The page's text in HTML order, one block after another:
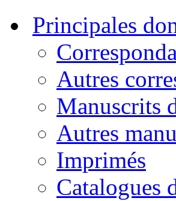
Principales
Autres
Manuscrits
Autres
Imprimés
Catalogues